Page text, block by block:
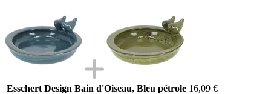
Esschert Design Bain d'Oiseau, Bleu pétrole 16,09 €